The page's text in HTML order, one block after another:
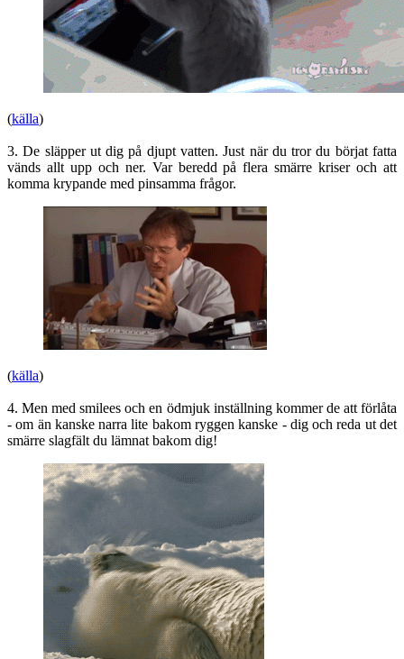
(källa)
3. De släpper ut dig på djupt vatten. Just när du tror du börjat fatta
vänds allt upp och ner. Var beredd på flera smärre kriser och att
komma krypande med pinsamma frågor.
(källa)
4. Men med smilees och en ödmjuk inställning kommer de att förlåta
- om än kanske narra lite bakom ryggen kanske - dig och reda ut det
smärre slagfält du lämnat bakom dig!